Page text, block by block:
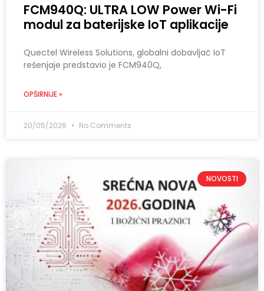
FCM940Q: ULTRA LOW Power Wi-Fi
modul za baterijske IoT aplikacije
Quectel Wireless Solutions, globalni dobavljač IoT
rešenjaje predstavio je FCM940Q,
OPŠIRNIJE »
20/05/2026 No Comments
NOVOSTI